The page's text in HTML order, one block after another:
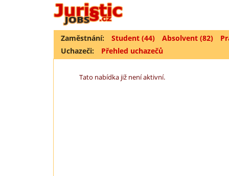
Zaměstnání: Student (44) Absolvent (82)
Uchazeči:
Přehled uchazečů
Tato nabídka již není aktivní.